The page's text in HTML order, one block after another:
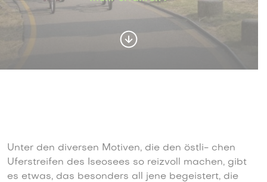
Unter den diversen Motiven, die den östli- chen
Uferstreifen des Iseosees so reizvoll machen, gibt
es etwas, das besonders all jene begeistert, die